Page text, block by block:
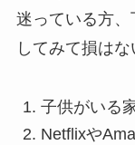
迷っている方
してみて損はな
子供がいる
Netflixや